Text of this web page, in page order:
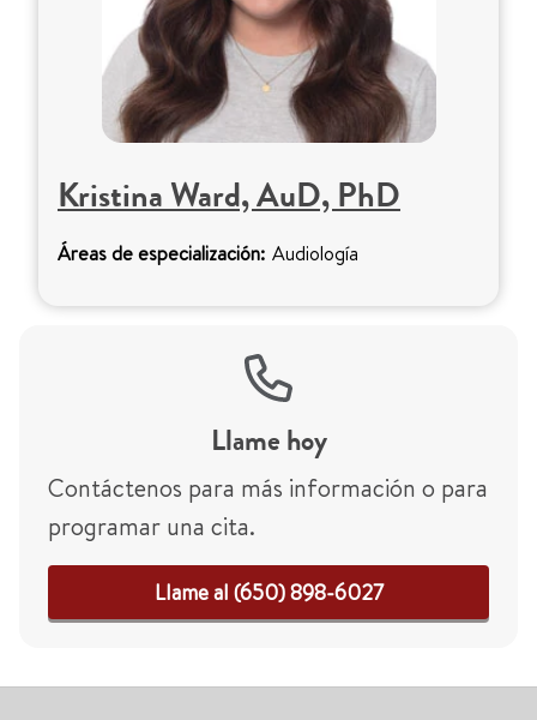
Kristina Ward, AuD, PhD
Áreas de especialización: Audiología
Llame hoy
Contáctenos para más información o para
programar una cita.
Llame al (650) 898-6027